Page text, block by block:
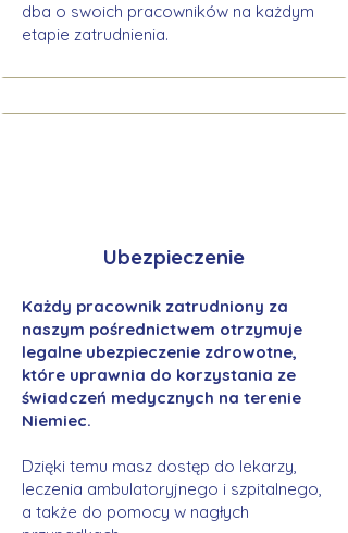
dba o swoich pracowników na każdym
etapie zatrudnienia.
Ubezpieczenie
Każdy pracownik zatrudniony za
naszym pośrednictwem otrzymuje
legalne ubezpieczenie zdrowotne,
które uprawnia do korzystania ze
świadczeń medycznych na terenie
Niemiec.
Dzięki temu masz dostęp do lekarzy,
leczenia ambulatoryjnego i szpitalnego,
a także do pomocy w nagłych